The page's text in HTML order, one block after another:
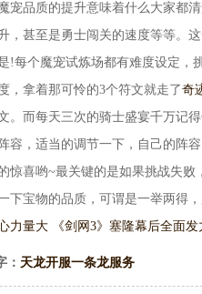
宠品质的提升意味着什么大家都
，甚至是勇士闯关的速度等等。
!每个魔宠试炼场都有难度设定，
，拿着那可怜的3个符文就走了奇
。而每天三次的骑士盛宴千万记
容，适当的调节一下，自己的阵
惊喜哟~最关键的是如果挑战失
下宝物的品质，可谓是一举两得
力量大 《剑网3》 塞隆幕后全面发
： 天龙开服一条龙服务